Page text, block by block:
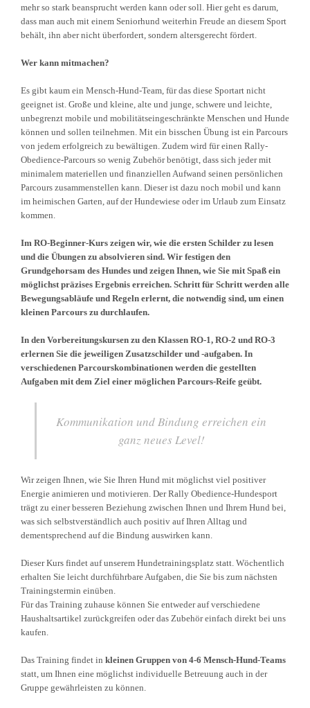
mehr so stark beansprucht werden kann oder soll. Hier geht es darum,
dass man auch mit einem Seniorhund weiterhin Freude an diesem Sport
behält, ihn aber nicht überfordert, sondern altersgerecht fördert.
Wer kann mitmachen?
Es gibt kaum ein Mensch-Hund-Team, für das diese Sportart nicht
geeignet ist. Große und kleine, alte und junge, schwere und leichte,
unbegrenzt mobile und mobilitätseingeschränkte Menschen und Hunde
können und sollen teilnehmen. Mit ein bisschen Übung ist ein Parcours
von jedem erfolgreich zu bewältigen. Zudem wird für einen Rally-
Obedience-Parcours so wenig Zubehör benötigt, dass sich jeder mit
minimalem materiellen und finanziellen Aufwand seinen persönlichen
Parcours zusammenstellen kann. Dieser ist dazu noch mobil und kann
im heimischen Garten, auf der Hundewiese oder im Urlaub zum Einsatz
kommen.
Im RO-Beginner-Kurs zeigen wir, wie die ersten Schilder zu lesen
und die Übungen zu absolvieren sind. Wir festigen den
Grundgehorsam des Hundes und zeigen Ihnen, wie Sie mit Spaß ein
möglichst präzises Ergebnis erreichen. Schritt für Schritt werden alle
Bewegungsabläufe und Regeln erlernt, die notwendig sind, um einen
kleinen Parcours zu durchlaufen.
In den Vorbereitungskursen zu den Klassen RO-1, RO-2 und RO-3
erlernen Sie die jeweiligen Zusatzschilder und -aufgaben. In
verschiedenen Parcourskombinationen werden die gestellten
Aufgaben mit dem Ziel einer möglichen Parcours-Reife geübt.
Kommunikation und Bindung erreichen ein
ganz neues Level!
Wir zeigen Ihnen, wie Sie Ihren Hund mit möglichst viel positiver
Energie animieren und motivieren. Der Rally Obedience-Hundesport
trägt zu einer besseren Beziehung zwischen Ihnen und Ihrem Hund bei,
was sich selbstverständlich auch positiv auf Ihren Alltag und
dementsprechend auf die Bindung auswirken kann.
Dieser Kurs findet auf unserem Hundetrainingsplatz statt. Wöchentlich
erhalten Sie leicht durchführbare Aufgaben, die Sie bis zum nächsten
Trainingstermin einüben.
Für das Training zuhause können Sie entweder auf verschiedene
Haushaltsartikel zurückgreifen oder das Zubehör einfach direkt bei uns
kaufen.
Das Training findet in kleinen Gruppen von 4-6 Mensch-Hund-Teams
statt, um Ihnen eine möglichst individuelle Betreuung auch in der
Gruppe gewährleisten zu können.